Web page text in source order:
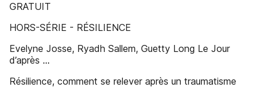
GRATUIT
HORS-SÉRIE - RÉSILIENCE
Evelyne Josse, Ryadh Sallem, Guetty Long Le Jour
d’après ...
Résilience, comment se relever après un traumatisme